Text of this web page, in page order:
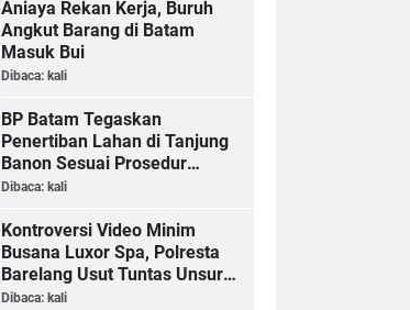
Aniaya Rekan Kerja, Buruh
Angkut Barang di Batam
Masuk Bui
Dibaca: kali
BP Batam Tegaskan
Penertiban Lahan di Tanjung
Banon Sesuai Prosedur
Hukum
Dibaca: kali
Kontroversi Video Minim
Busana Luxor Spa, Polresta
Barelang Usut Tuntas Unsur
Pelanggaran Hukum
Dibaca: kali